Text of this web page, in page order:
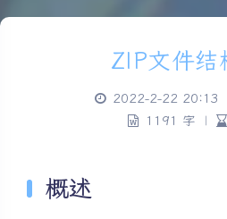
ZIP文件结
2022-2-22 20:13
1191 字
|
概述